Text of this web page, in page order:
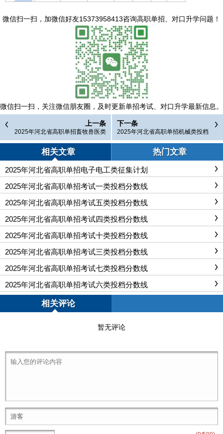
微信扫一扫， 加微信好友15373958413咨询高职单招、对口升学问题 ！
微信扫一扫， 关注微信朋友圈，及时更新单招考试、对口升学最新信息。
上一条
2025年河北省高职单招畜牧兽医类
投档分数线
下一条
2025年河北省高职单招机械类投档
分数线
相关文章 热门文章
2025年河北省高职单招电子电工类征集计划
2025年河北省高职单招考试一类投档分数线
2025年河北省高职单招考试五类投档分数线
2025年河北省高职单招考试四类投档分数线
2025年河北省高职单招考试十类投档分数线
2025年河北省高职单招考试三类投档分数线
2025年河北省高职单招考试七类投档分数线
2025年河北省高职单招考试六类投档分数线
相关评论
暂无评论